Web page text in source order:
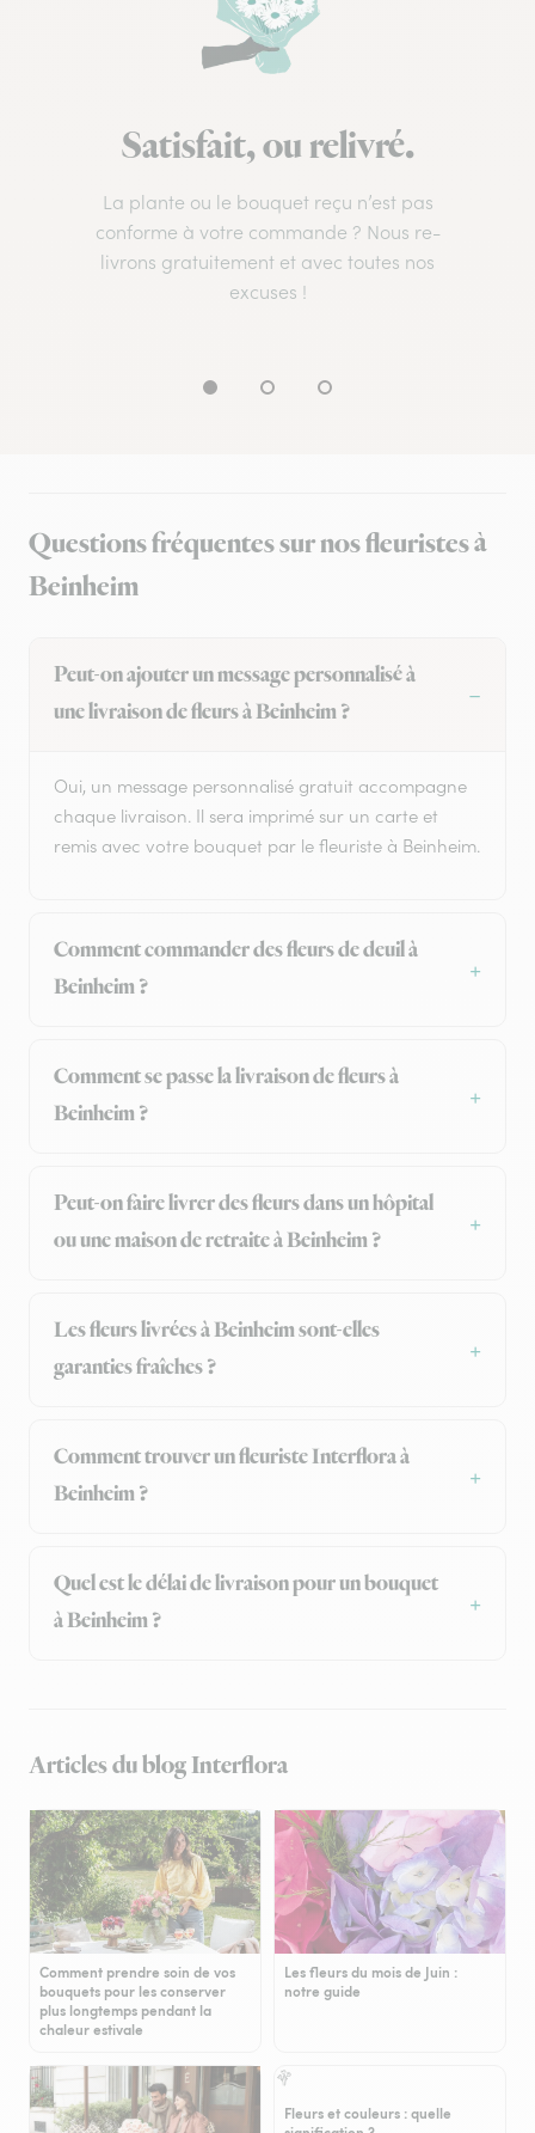
Satisfait, ou relivré.
La plante ou le bouquet reçu n’est pas
conforme à votre commande ? Nous re-
livrons gratuitement et avec toutes nos
excuses !
Questions fréquentes sur nos fleuristes à
Beinheim
Peut-on ajouter un message personnalisé à
une livraison de fleurs à Beinheim ?
Oui, un message personnalisé gratuit accompagne
chaque livraison. Il sera imprimé sur un carte et
remis avec votre bouquet par le fleuriste à Beinheim.
Comment commander des fleurs de deuil à
Beinheim ?
Comment se passe la livraison de fleurs à
Beinheim ?
Peut-on faire livrer des fleurs dans un hôpital
ou une maison de retraite à Beinheim ?
Les fleurs livrées à Beinheim sont-elles
garanties fraîches ?
Comment trouver un fleuriste Interflora à
Beinheim ?
Quel est le délai de livraison pour un bouquet
à Beinheim ?
Articles du blog Interflora
Comment prendre soin de vos
bouquets pour les conserver
plus longtemps pendant la
chaleur estivale
Les fleurs du mois de Juin :
notre guide
Fleurs et couleurs : quelle